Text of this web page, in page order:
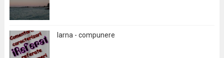
Iarna - compunere